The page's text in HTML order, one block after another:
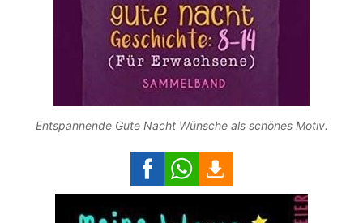
Entspannende Gute Nacht Wünsche als schönes Motiv.